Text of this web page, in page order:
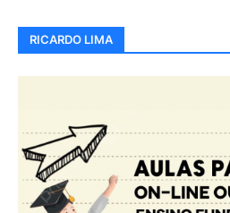
RICARDO LIMA